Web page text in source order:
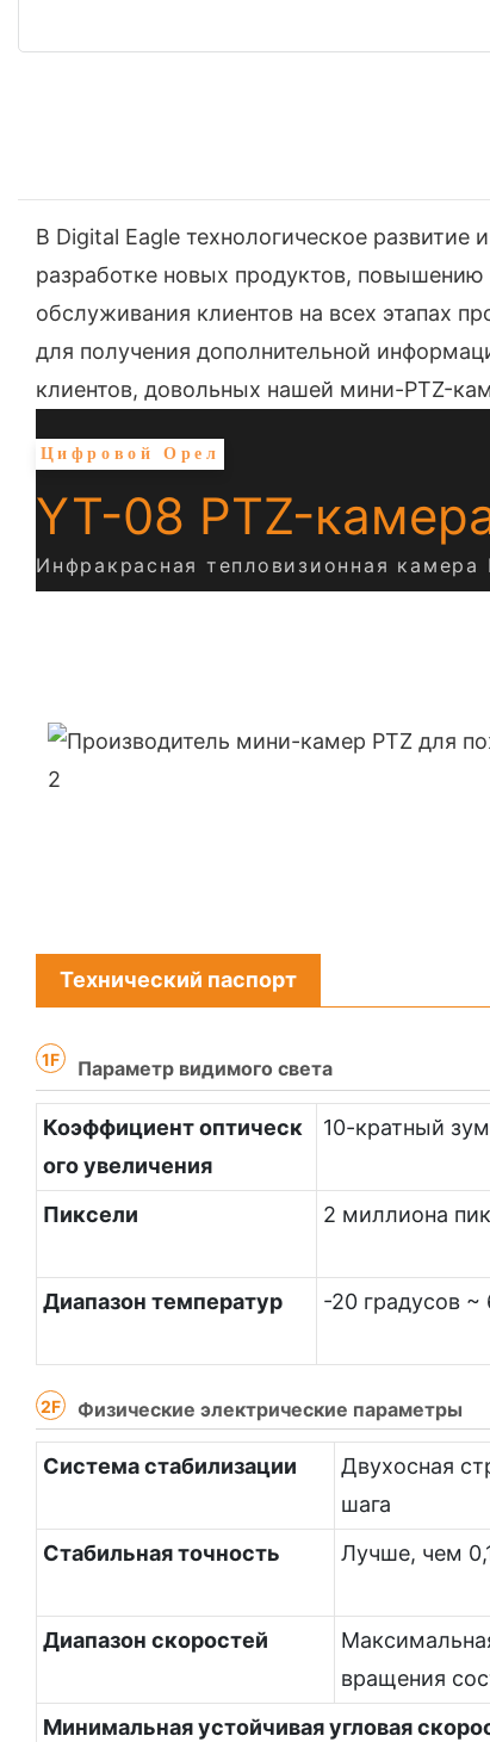
В Digital Eagle технологическое
разработке новых продуктов,
обслуживания клиентов на всех этапах
для получения дополнительной
клиентов, довольных нашей мини-PTZ-
Цифровой Орел
YT-08 PTZ-
Инфракрасная тепловизионная
Технический паспорт
1F Параметр видимого света
Коэффициент оптическ
ого увеличения
10-кратный зум
Пиксели 2 миллиона
Диапазон температур
-20 градусов ~
2F Физические электрические параметры
Система стабилизации
Двухосная
шага
Стабильная точность Лучше, чем
Диапазон скоростей
вращения
Минимальная устойчивая угловая